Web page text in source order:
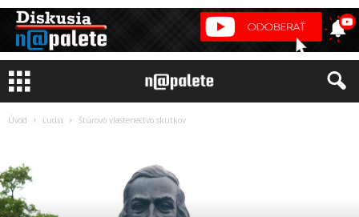
Úvod Ľudia Štúrovo vlastenectvo skutkov